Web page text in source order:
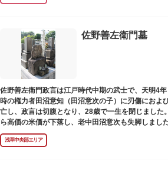
佐野善左衛門墓
佐野善左衛門政言は江戸時代中期の武士で、天明4
時の権力者田沼意知（田沼意次の子）に刃傷におよ
亡し、政言は切腹となり、28歳で一生を閉じました
ら高価の米価が下落し、老中田沼意次も失脚しまし
ほんじ）境内にあります。
浅草中央部エリア